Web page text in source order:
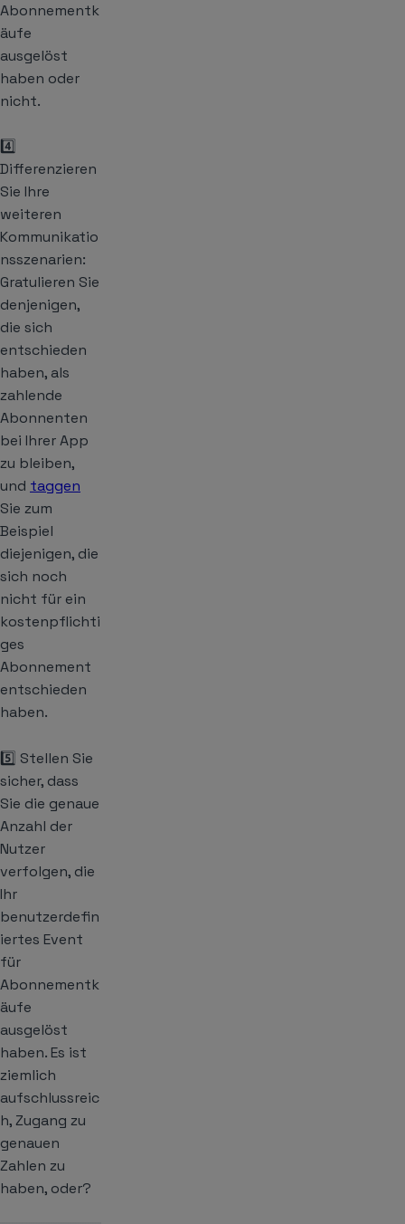
Abonnementk
äufe
ausgelöst
haben oder
nicht.
4️⃣
Differenzieren
Sie Ihre
weiteren
Kommunikatio
nsszenarien:
Gratulieren Sie
denjenigen,
die sich
entschieden
haben, als
zahlende
Abonnenten
bei Ihrer App
zu bleiben,
und taggen
Sie zum
Beispiel
diejenigen, die
sich noch
nicht für ein
kostenpflichti
ges
Abonnement
entschieden
haben.
5️⃣ Stellen Sie
sicher, dass
Sie die genaue
Anzahl der
Nutzer
verfolgen, die
Ihr
benutzerdefin
iertes Event
für
Abonnementk
äufe
ausgelöst
haben. Es ist
ziemlich
aufschlussreic
h, Zugang zu
genauen
Zahlen zu
haben, oder?